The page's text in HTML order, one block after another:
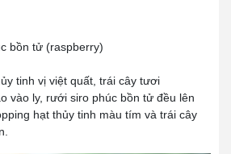
bồn tử (raspberry)
tinh vị việt quất, trái cây tươi
vào ly, rưới siro phúc bồn tử đều lên
hạt thủy tinh màu tím và trái cây